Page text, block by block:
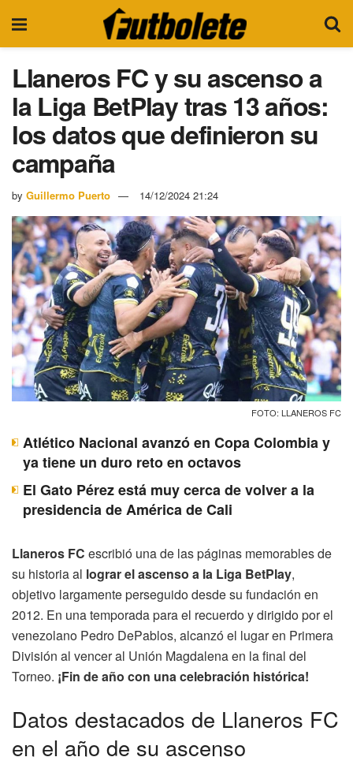
Llaneros FC y su ascenso a
la Liga BetPlay tras 13 años:
los datos que definieron su
campaña
by Guillermo Puerto 14/12/2024 21:24
FOTO: LLANEROS FC
Atlético Nacional avanzó en Copa Colombia y
ya tiene un duro reto en octavos
El Gato Pérez está muy cerca de volver a la
presidencia de América de Cali
Llaneros FC escribió una de las páginas memorables de
su historia al lograr el ascenso a la Liga BetPlay,
objetivo largamente perseguido desde su fundación en
2012. En una temporada para el recuerdo y dirigido por el
venezolano Pedro DePablos, alcanzó el lugar en Primera
División al vencer al Unión Magdalena en la final del
Torneo. ¡Fin de año con una celebración histórica!
Datos destacados de Llaneros FC
en el año de su ascenso